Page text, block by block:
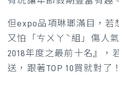
但expo品項琳瑯滿目，若
又怕「ㄘㄨㄚˋ組」傷人
2018年度之最前十名』，
送，跟著TOP 10買就對了！